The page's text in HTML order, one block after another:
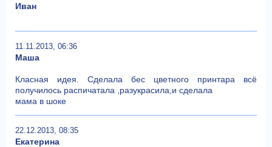
Иван
11.11.2013, 06:36
Маша
Класная идея. Сделала бес цветного принтара всё
получилось распичатала ,разукрасила,и сделала
мама в шоке
22.12.2013, 08:35
Екатерина